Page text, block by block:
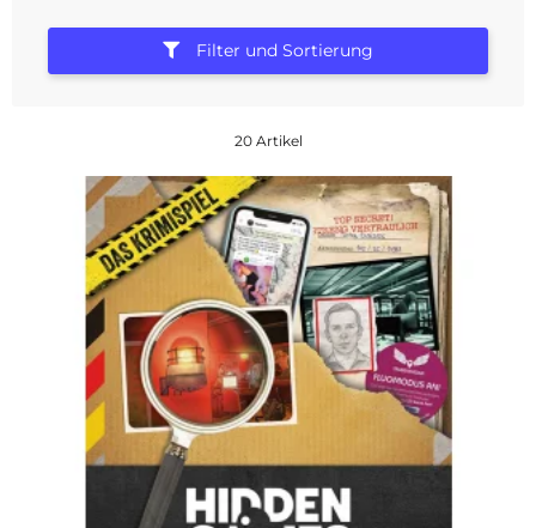
Filter und Sortierung
20 Artikel